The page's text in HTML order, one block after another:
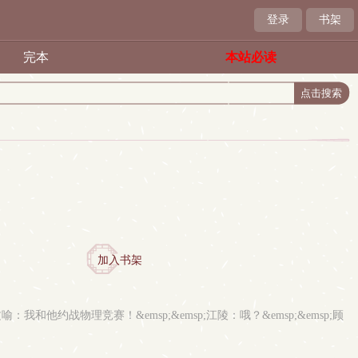
登录 书架
完本 本站必读
加入书架
：我和他约战物理竞赛！&emsp;&emsp;江陵：哦？&emsp;&emsp;顾